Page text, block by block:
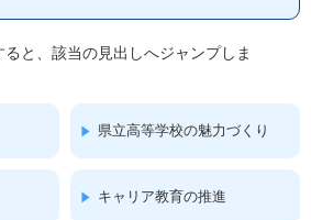
と、該当の見出しへジャンプしま
県立高等学校の魅力づくり
キャリア教育の推進